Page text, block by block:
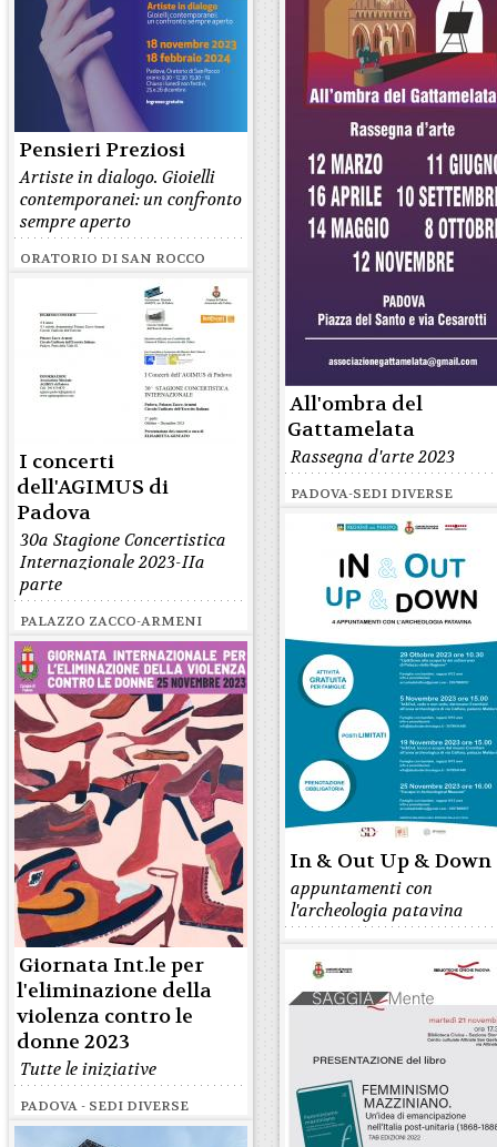
Pensieri Preziosi
Artiste in dialogo. Gioielli
contemporanei: un confronto
sempre aperto
ORATORIO DI SAN ROCCO
All'ombra del
Gattamelata
Rassegna d'arte 2023
PADOVA-SEDI DIVERSE
I concerti
dell'AGIMUS di
Padova
30a Stagione Concertistica
Internazionale 2023-IIa
parte
PALAZZO ZACCO-ARMENI
In & Out Up & Down
appuntamenti con
l'archeologia patavina
Giornata Int.le per
l'eliminazione della
violenza contro le
donne 2023
Tutte le iniziative
PADOVA - SEDI DIVERSE